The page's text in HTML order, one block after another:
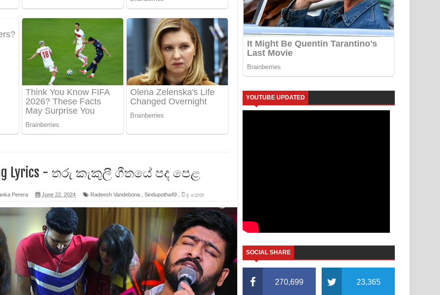
පද පෙළ
ලියන්න ගීතයේ පද පෙළ
Lyrics - තරු කැකුලී ගීතයේ පද පෙළ
Perera June 22, 2024 Radeesh Vandebona Sindupotha49 සිංදු පොත
YOUTUBE UPDATED
SOCIAL SHARE
270,699 23,365